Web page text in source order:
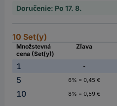
Doručenie: Po 17. 8.
10 Set(y)
Množstevná
cena (Set(y))
Zľava
1 -
5
6% = 0,45 €
10
8% = 0,59 €